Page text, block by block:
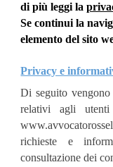
di più leggi la
Se continui la
elemento del sito
Privacy e
Di seguito
relativi agli
richieste e
consultazione dei